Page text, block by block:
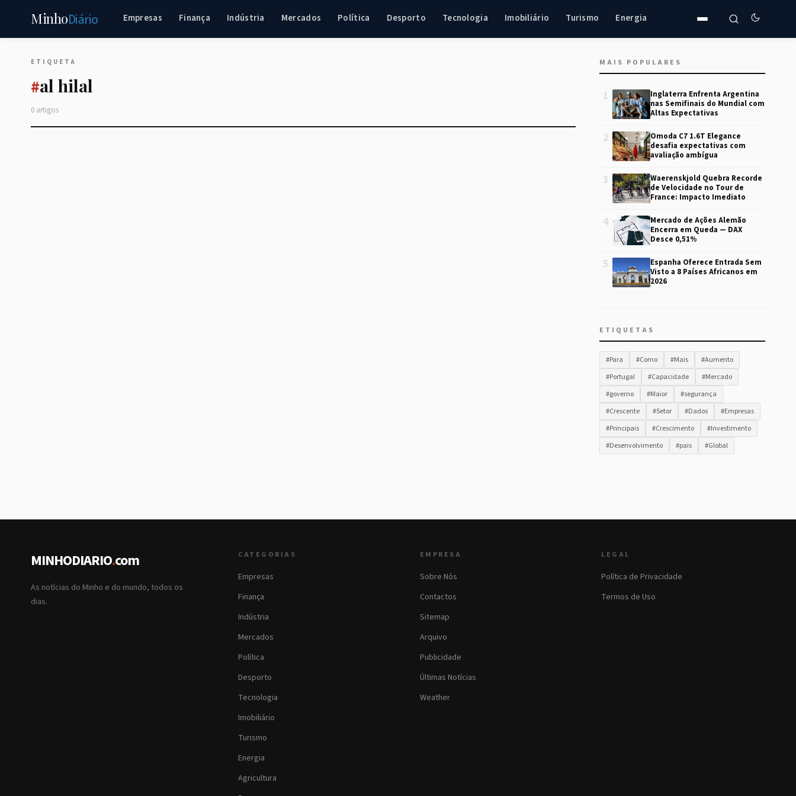
MinhoDiário Empresas Finança Indústria Mercados Política Desporto Tecnologia Imobiliário Turismo Energia
ETIQUETA
#al hilal
0 artigos
MAIS POPULARES
1
Inglaterra Enfrenta Argentina
nas Semifinais do Mundial com
Altas Expectativas
2
Omoda C7 1.6T Elegance
desafia expectativas com
avaliação ambígua
3
Waerenskjold Quebra Recorde
de Velocidade no Tour de
France: Impacto Imediato
4
Mercado de Ações Alemão
Encerra em Queda — DAX
Desce 0,51%
5
Espanha Oferece Entrada Sem
Visto a 8 Países Africanos em
2026
ETIQUETAS
#Para #Como #Mais
#Aumento
#Portugal
#Capacidade
#Mercado
#governo
#Maior
#segurança
#Crescente
#Setor #Dados
#Empresas
#Principais
#Crescimento
#Investimento
#Desenvolvimento
#pais #Global
MINHODIARIO.com
As notícias do Minho e do mundo, todos os
dias.
CATEGORIAS
Empresas
Finança
Indústria
Mercados
Política
Desporto
Tecnologia
Imobiliário
Turismo
Energia
Agricultura
EMPRESA
Sobre Nós
Contactos
Sitemap
Arquivo
Publicidade
Últimas Notícias
Weather
LEGAL
Política de Privacidade
Termos de Uso